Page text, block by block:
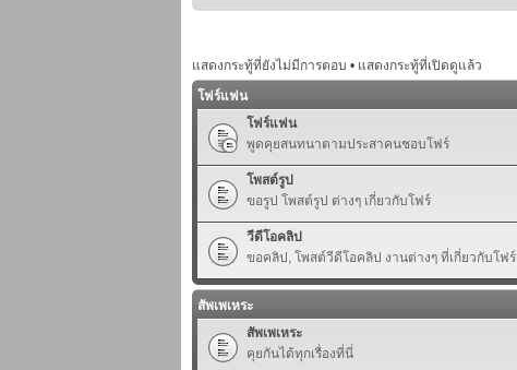
แสดงกระทู้ที่ยังไม่มีการตอบ • แสดงกระทู้ที่เปิดดูแล้ว
โฟร์แฟน
โฟร์แฟน
พูดคุยสนทนาตามประสาคนชอบโฟร์
โพสต์รูป
ขอรูป โพสต์รูป ต่างๆ เกี่ยวกับโฟร์
วีดีโอคลิป
ขอคลิป, โพสต์วีดีโอคลิป งานต่างๆ ที่เกี่ยวกับโฟร์
สัพเพเหระ
สัพเพเหระ
คุยกันได้ทุกเรื่องที่นี่